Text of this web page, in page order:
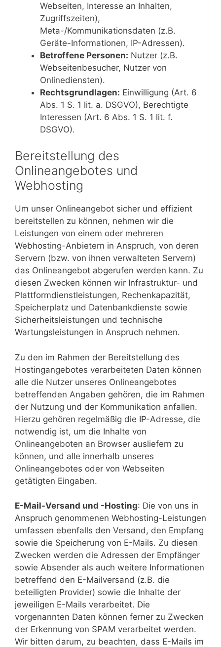
Webseiten, Interesse an Inhalten,
Zugriffszeiten),
Meta-/Kommunikationsdaten (z.B.
Geräte-Informationen, IP-Adressen).
Betroffene Personen: Nutzer (z.B.
Webseitenbesucher, Nutzer von
Onlinediensten).
Rechtsgrundlagen: Einwilligung (Art. 6
Abs. 1 S. 1 lit. a. DSGVO), Berechtigte
Interessen (Art. 6 Abs. 1 S. 1 lit. f.
DSGVO).
Bereitstellung des
Onlineangebotes und
Webhosting
Um unser Onlineangebot sicher und effizient
bereitstellen zu können, nehmen wir die
Leistungen von einem oder mehreren
Webhosting-Anbietern in Anspruch, von deren
Servern (bzw. von ihnen verwalteten Servern)
das Onlineangebot abgerufen werden kann. Zu
diesen Zwecken können wir Infrastruktur- und
Plattformdienstleistungen, Rechenkapazität,
Speicherplatz und Datenbankdienste sowie
Sicherheitsleistungen und technische
Wartungsleistungen in Anspruch nehmen.
Zu den im Rahmen der Bereitstellung des
Hostingangebotes verarbeiteten Daten können
alle die Nutzer unseres Onlineangebotes
betreffenden Angaben gehören, die im Rahmen
der Nutzung und der Kommunikation anfallen.
Hierzu gehören regelmäßig die IP-Adresse, die
notwendig ist, um die Inhalte von
Onlineangeboten an Browser ausliefern zu
können, und alle innerhalb unseres
Onlineangebotes oder von Webseiten
getätigten Eingaben.
E-Mail-Versand und -Hosting: Die von uns in
Anspruch genommenen Webhosting-Leistungen
umfassen ebenfalls den Versand, den Empfang
sowie die Speicherung von E-Mails. Zu diesen
Zwecken werden die Adressen der Empfänger
sowie Absender als auch weitere Informationen
betreffend den E-Mailversand (z.B. die
beteiligten Provider) sowie die Inhalte der
jeweiligen E-Mails verarbeitet. Die
vorgenannten Daten können ferner zu Zwecken
der Erkennung von SPAM verarbeitet werden.
Wir bitten darum, zu beachten, dass E-Mails im